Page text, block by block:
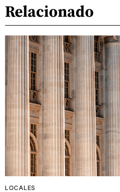
Relacionado
LOCALES